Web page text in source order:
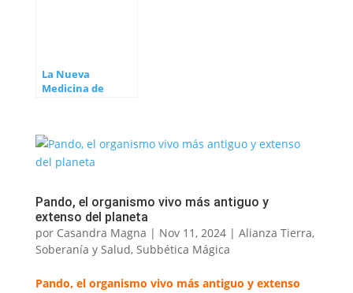
La Nueva
Medicina de
Pando, el organismo vivo más antiguo y
extenso del planeta
por Casandra Magna | Nov 11, 2024| Alianza Tierra,
Soberanía y Salud, Subbética Mágica
Pando, el organismo vivo más antiguo y extenso